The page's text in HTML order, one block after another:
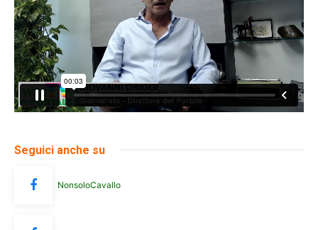
Seguici anche su
NonsoloCavallo